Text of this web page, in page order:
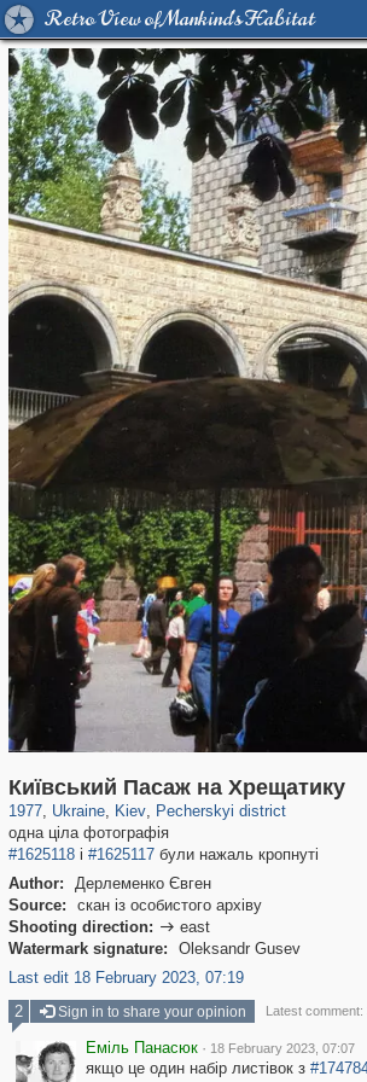
Retro View of Mankind's Habitat
Київський Пасаж на Хрещатику
1977, Ukraine
135,337 2,358
, Kiev
61,110 1,609
, Pecherskyi district
17,246 463
одна ціла фотографія
#1625118і #1625117були нажаль кропнуті
Author:
Дерлеменко Євген
Source:
скан із особистого архіву
Shooting direction:  east
Watermark signature:
Oleksandr Gusev
Last edit 18 February 2023, 07:19
2 Sign in to share your opinion Latest
Еміль Панасюк · 18 February 2023, 07:07
якщо це один набір листівок з